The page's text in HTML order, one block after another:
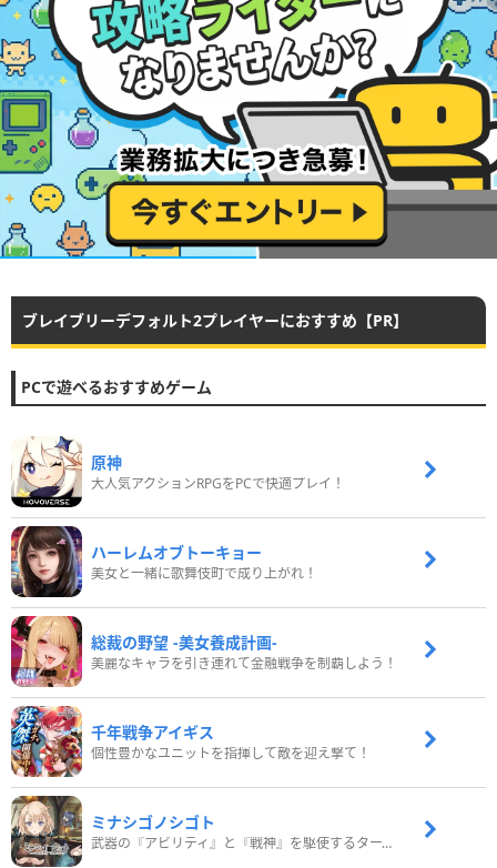
ブレイブリーデフォルト2プレイヤーにおすすめ【PR】
PCで遊べるおすすめゲーム
原神
大人気アクションRPGをPCで快適プレイ！
ハーレムオブトーキョー
美女と一緒に歌舞伎町で成り上がれ！
総裁の野望 -美女養成計画-
美麗なキャラを引き連れて金融戦争を制覇しよう！
千年戦争アイギス
個性豊かなユニットを指揮して敵を迎え撃て！
ミナシゴノシゴト
武器の『アビリティ』と『戦神』を駆使するターン制コマンドバトルRPG！